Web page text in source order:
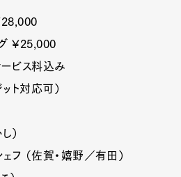
グ ¥25,000
ビス料込み
ト対応可）
）
（佐賀・嬉野／有田）